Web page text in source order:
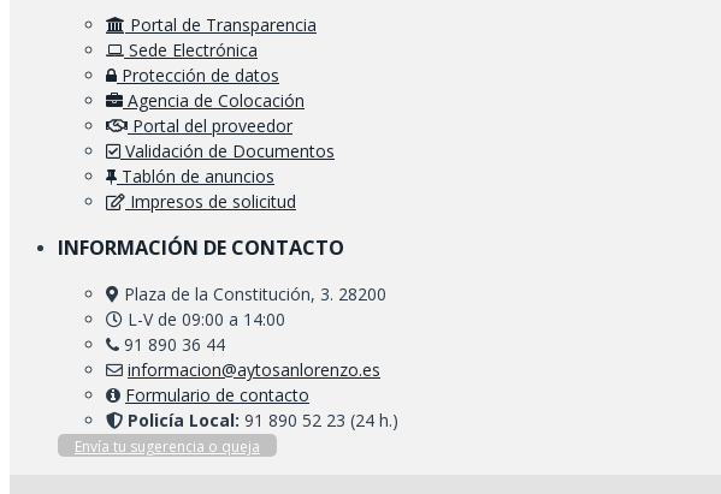
Portal de Transparencia
Sede Electrónica
Protección de datos
Agencia de Colocación
Portal del proveedor
Validación de Documentos
Tablón de anuncios
Impresos de solicitud
INFORMACIÓN DE CONTACTO
Plaza de la Constitución, 3. 28200
L-V de 09:00 a 14:00
91 890 36 44
informacion@aytosanlorenzo.es
Formulario de contacto
Policía Local: 91 890 52 23 (24 h.)
Envía tu sugerencia o queja